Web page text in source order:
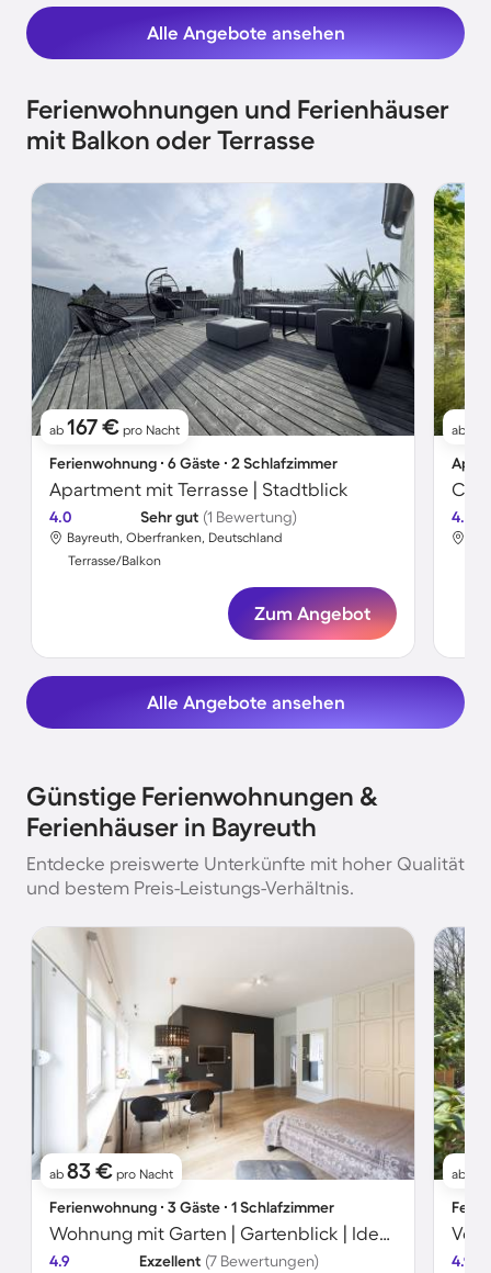
Alle Angebote ansehen
Ferienwohnungen und Ferienhäuser
mit Balkon oder Terrasse
ab 167 € pro Nacht
Ferienwohnung ∙ 6 Gäste ∙ 2 Schlafzimmer
Apartment mit Terrasse | Stadtblick
4.0 Sehr gut (1 Bewertung)
Bayreuth, Oberfranken, Deutschland
Terrasse/Balkon
Zum Angebot
ab
4.5
Alle Angebote ansehen
Günstige Ferienwohnungen &
Ferienhäuser in Bayreuth
Entdecke preiswerte Unterkünfte mit hoher Qualität
und bestem Preis-Leistungs-Verhältnis.
ab 83 € pro Nacht
Ferienwohnung ∙ 3 Gäste ∙ 1 Schlafzimmer
Wohnung mit Garten | Gartenblick | Ideal für Homeoffice
4.9 Exzellent (7 Bewertungen)
ab
4.9